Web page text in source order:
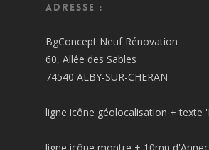
Adresse :
BgConcept Neuf Rénovation
60, Allée des Sables
74540 ALBY-SUR-CHERAN
ligne icône géolocalisation + texte